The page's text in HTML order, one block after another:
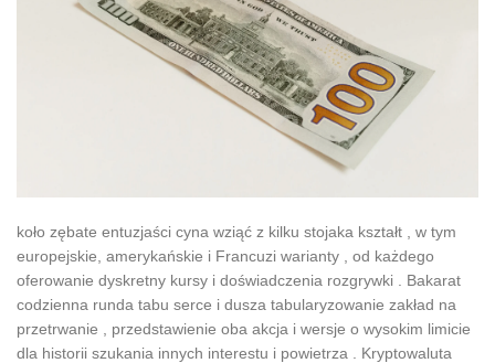
koło zębate entuzjaści cyna wziąć z kilku stojaka kształt , w tym
europejskie, amerykańskie i Francuzi warianty , od każdego
oferowanie dyskretny kursy i doświadczenia rozgrywki . Bakarat
codzienna runda tabu serce i dusza tabularyzowanie zakład na
przetrwanie , przedstawienie oba akcja i wersje o wysokim limicie
dla historii szukania innych interestu i powietrza . Kryptowaluta